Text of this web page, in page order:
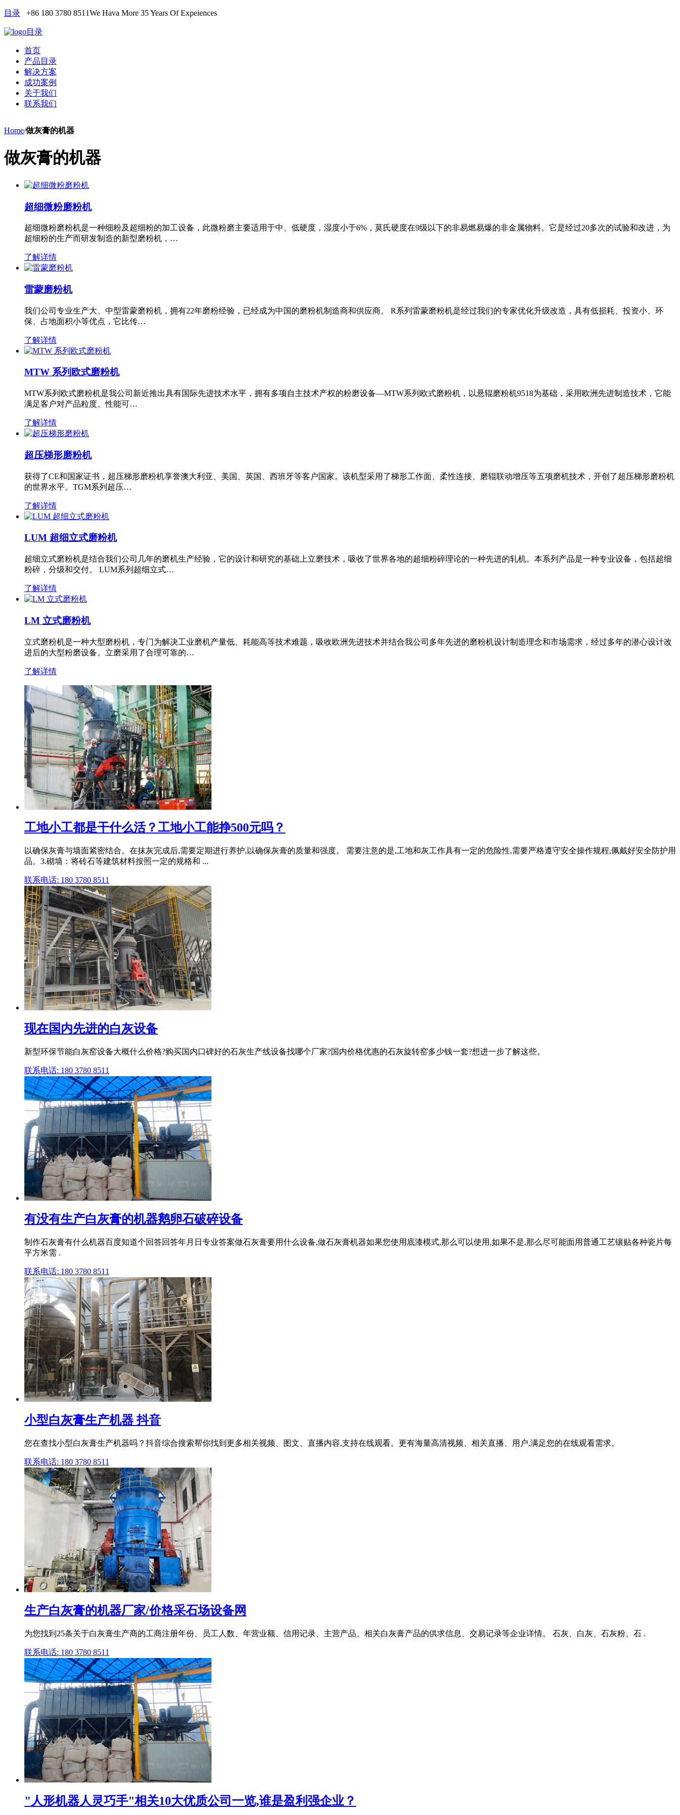
目录 +86 180 3780 8511We Hava More 35 Years Of Expeiences
目录
首页
产品目录
解决方案
成功案例
关于我们
联系我们
Home/做灰膏的机器
做灰膏的机器
超细微粉磨粉机
超细微粉磨粉机是一种细粉及超细粉的加工设备，此微粉磨主要适用于中、低硬度，湿度小于6%，莫氏硬度在9级以下的非易燃易爆的非金属物料。它是经过20多次的试验和改进，为
超细粉的生产而研发制造的新型磨粉机，…
了解详情
雷蒙磨粉机
我们公司专业生产大、中型雷蒙磨粉机，拥有22年磨粉经验，已经成为中国的磨粉机制造商和供应商。 R系列雷蒙磨粉机是经过我们的专家优化升级改造，具有低损耗、投资小、环
保、占地面积小等优点，它比传…
了解详情
MTW 系列欧式磨粉机
MTW系列欧式磨粉机是我公司新近推出具有国际先进技术水平，拥有多项自主技术产权的粉磨设备—MTW系列欧式磨粉机，以悬辊磨粉机9518为基础，采用欧洲先进制造技术，它能
满足客户对产品粒度、性能可…
了解详情
超压梯形磨粉机
获得了CE和国家证书，超压梯形磨粉机享誉澳大利亚、美国、英国、西班牙等客户国家。该机型采用了梯形工作面、柔性连接、磨辊联动增压等五项磨机技术，开创了超压梯形磨粉机
的世界水平。TGM系列超压…
了解详情
LUM 超细立式磨粉机
超细立式磨粉机是结合我们公司几年的磨机生产经验，它的设计和研究的基础上立磨技术，吸收了世界各地的超细粉碎理论的一种先进的轧机。本系列产品是一种专业设备，包括超细
粉碎，分级和交付。 LUM系列超细立式…
了解详情
LM 立式磨粉机
立式磨粉机是一种大型磨粉机，专门为解决工业磨机产量低、耗能高等技术难题，吸收欧洲先进技术并结合我公司多年先进的磨粉机设计制造理念和市场需求，经过多年的潜心设计改
进后的大型粉磨设备。立磨采用了合理可靠的…
了解详情
工地小工都是干什么活？工地小工能挣500元吗？
以确保灰膏与墙面紧密结合。在抹灰完成后,需要定期进行养护,以确保灰膏的质量和强度。 需要注意的是,工地和灰工作具有一定的危险性,需要严格遵守安全操作规程,佩戴好安全防护用
品。3.砌墙：将砖石等建筑材料按照一定的规格和 ...
联系电话: 180 3780 8511
现在国内先进的白灰设备
新型环保节能白灰窑设备大概什么价格?购买国内口碑好的石灰生产线设备找哪个厂家?国内价格优惠的石灰旋转窑多少钱一套?想进一步了解这些。
联系电话: 180 3780 8511
有没有生产白灰膏的机器鹅卵石破碎设备
制作石灰膏有什么机器百度知道个回答回答年月日专业答案做石灰膏要用什么设备,做石灰膏机器如果您使用底漆模式,那么可以使用,如果不是,那么尽可能面用普通工艺镶贴各种瓷片每
平方米需 .
联系电话: 180 3780 8511
小型白灰膏生产机器 抖音
您在查找小型白灰膏生产机器吗？抖音综合搜索帮你找到更多相关视频、图文、直播内容,支持在线观看。更有海量高清视频、相关直播、用户,满足您的在线观看需求。
联系电话: 180 3780 8511
生产白灰膏的机器厂家/价格采石场设备网
为您找到25条关于白灰膏生产商的工商注册年份、员工人数、年营业额、信用记录、主营产品、相关白灰膏产品的供求信息、交易记录等企业详情。 石灰、白灰、石灰粉、石 .
联系电话: 180 3780 8511
"人形机器人灵巧手"相关10大优质公司一览,谁是盈利强企业？